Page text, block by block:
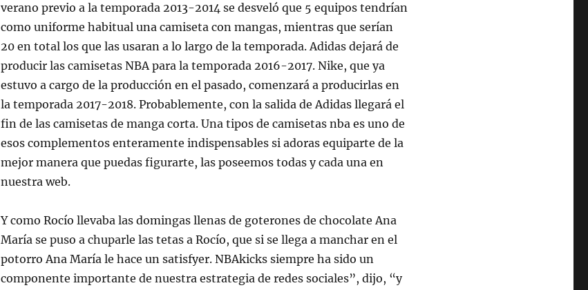
verano previo a la temporada 2013-2014 se desveló que 5 equipos tendrían
como uniforme habitual una camiseta con mangas, mientras que serían
20 en total los que las usaran a lo largo de la temporada. Adidas dejará de
producir las camisetas NBA para la temporada 2016-2017. Nike, que ya
estuvo a cargo de la producción en el pasado, comenzará a producirlas en
la temporada 2017-2018. Probablemente, con la salida de Adidas llegará el
fin de las camisetas de manga corta. Una tipos de camisetas nba es uno de
esos complementos enteramente indispensables si adoras equiparte de la
mejor manera que puedas figurarte, las poseemos todas y cada una en
nuestra web.
Y como Rocío llevaba las domingas llenas de goterones de chocolate Ana
María se puso a chuparle las tetas a Rocío, que si se llega a manchar en el
potorro Ana María le hace un satisfyer. NBAkicks siempre ha sido un
componente importante de nuestra estrategia de redes sociales”, dijo, “y